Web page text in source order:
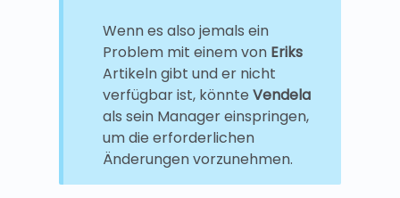
Wenn es also jemals ein
Problem mit einem von Eriks
Artikeln gibt und er nicht
verfügbar ist, könnte Vendela
als sein Manager einspringen,
um die erforderlichen
Änderungen vorzunehmen.